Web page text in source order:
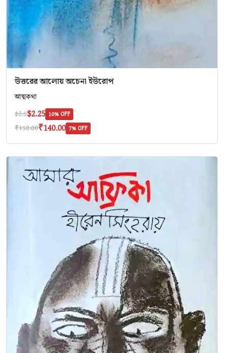
উত্তরের আলোয় অচেনা ইউরোপ
আত্মকথা
$2.5$2.25 10% OFF
₹150.00₹140.00 7% OFF